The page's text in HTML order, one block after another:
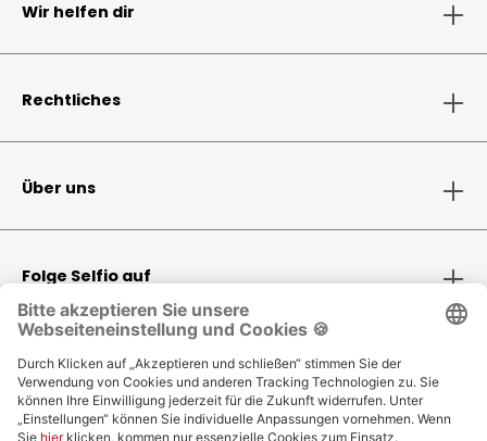
Wir helfen dir
Rechtliches
Über uns
Folge Selfio auf
Zahlungsmethoden